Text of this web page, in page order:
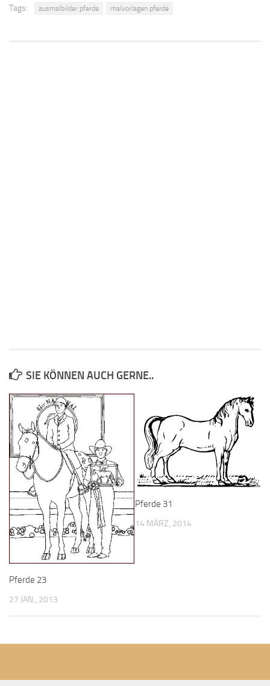
Tags: ausmalbilder pferde malvorlagen pferde
SIE KÖNNEN AUCH GERNE..
Pferde 23
27 JAN., 2013
Pferde 31
14 MÄRZ, 2014